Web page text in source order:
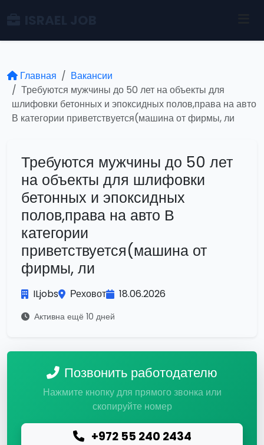
Главная
Вакансии
Требуются мужчины до 50 лет на объекты для
шлифовки бетонных и эпоксидных полов,права на авто
В категории приветствуется(машина от фирмы, ли
Требуются мужчины до 50 лет
на объекты для шлифовки
бетонных и эпоксидных
полов,права на авто В
категории
приветствуется(машина от
фирмы, ли
ILjobs Реховот 18.06.2026
Активна ещё 10 дней
Позвонить работодателю
Нажмите кнопку для прямого звонка или
скопируйте номер
+972 55 240 2434